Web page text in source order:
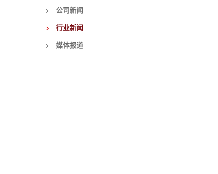
公司新闻
行业新闻
媒体报道